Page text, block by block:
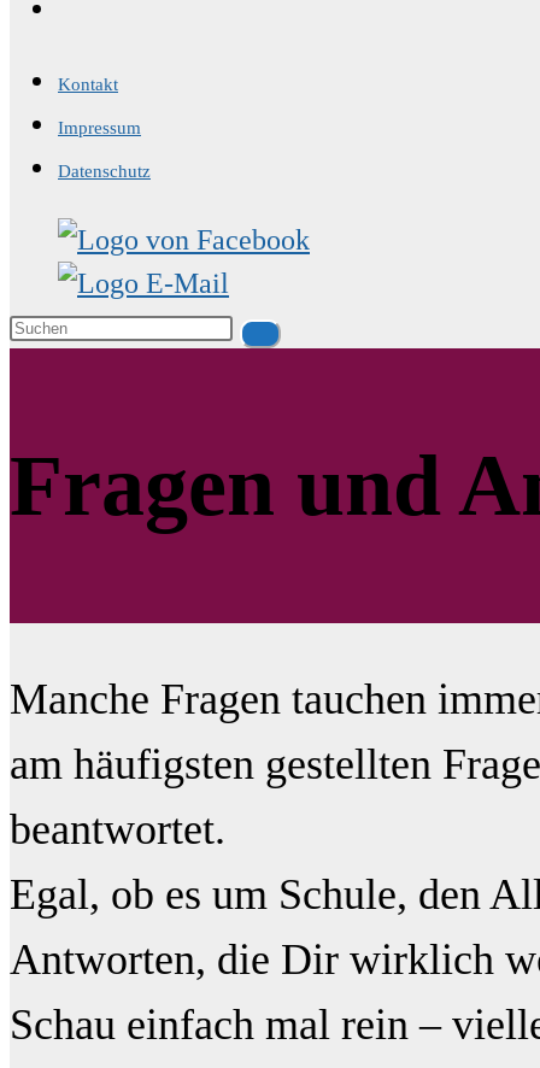
Kontakt
Impressum
Datenschutz
Fragen und
Manche Fragen tauchen
am häufigsten gestellten
beantwortet.
Egal, ob es um Schule, den
Antworten, die Dir wirklich
Schau einfach mal rein –